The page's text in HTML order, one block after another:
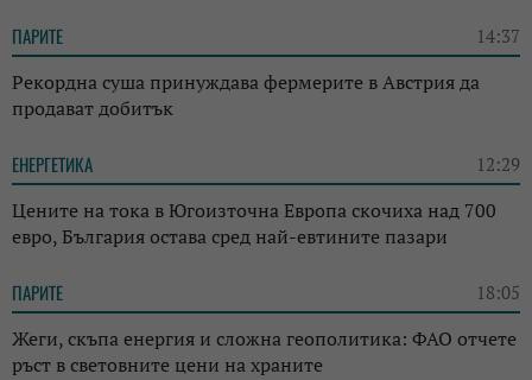
ПАРИТЕ 14:37
Рекордна суша принуждава фермерите в Австрия да
продават добитък
ЕНЕРГЕТИКА 12:29
Цените на тока в Югоизточна Европа скочиха над 700
евро, България остава сред най-евтините пазари
ПАРИТЕ 18:05
Жеги, скъпа енергия и сложна геополитика: ФАО отчете
ръст в световните цени на храните